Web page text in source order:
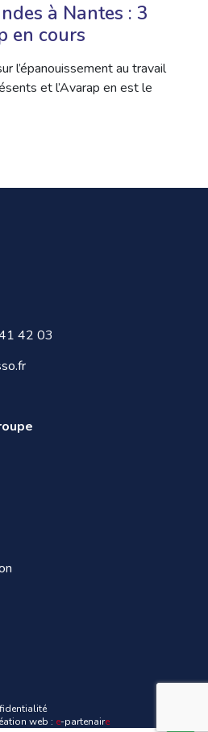
à Nantes : 3
en cours
l’épanouissement au travail
et l’Avarap en est le
42 03
web : e-partenaire